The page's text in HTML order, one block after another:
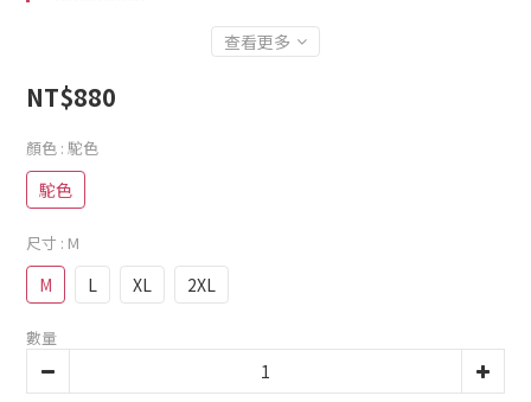
查看更多
NT$880
顏色 : 駝色
駝色
尺寸 : M
M L XL 2XL
數量